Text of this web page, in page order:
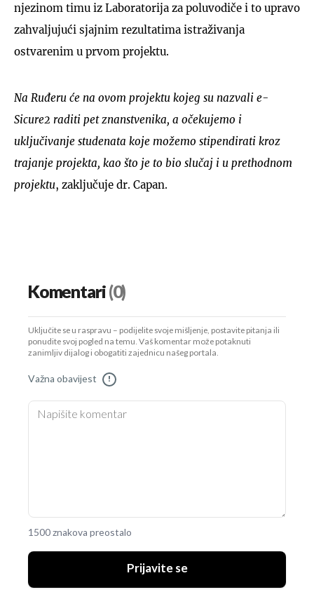
njezinom timu iz Laboratorija za poluvodiče i to upravo
zahvaljujući sjajnim rezultatima istraživanja
ostvarenim u prvom projektu.
Na Ruđeru će na ovom projektu kojeg su nazvali e-
Sicure2 raditi pet znanstvenika, a očekujemo i
uključivanje studenata koje možemo stipendirati kroz
trajanje projekta, kao što je to bio slučaj i u prethodnom
projektu, zaključuje dr. Capan.
Komentari(0)
Uključite se u raspravu – podijelite svoje mišljenje, postavite pitanja ili
ponudite svoj pogled na temu. Vaš komentar može potaknuti
zanimljiv dijalog i obogatiti zajednicu našeg portala.
Važna obavijest !
1500 znakova preostalo
Prijavite se